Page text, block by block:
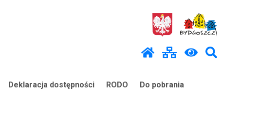
Deklaracja dostępności RODO Do pobrania